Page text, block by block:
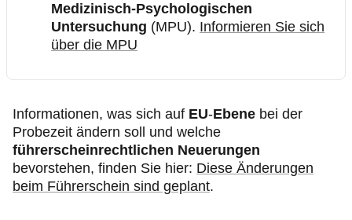
Medizinisch-Psychologischen
Untersuchung (MPU). Informieren Sie sich
über die MPU
Informationen, was sich auf EU-Ebene bei der
Probezeit ändern soll und welche
führerscheinrechtlichen Neuerungen
bevorstehen, finden Sie hier: Diese Änderungen
beim Führerschein sind geplant.